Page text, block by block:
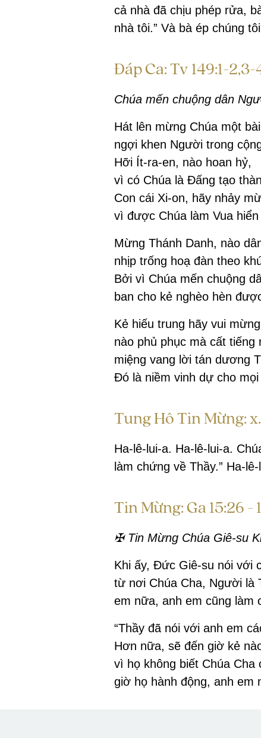
cả nhà đã chịu phép rửa,
nhà tôi.” Và bà ép chúng
Đáp Ca: Tv 149:1-
Chúa mến chuộng dân
Hát lên mừng Chúa một
ngợi khen Người trong
Hỡi Ít-ra-en, nào hoan hỷ,
vì có Chúa là Đấng tạo
Con cái Xi-on, hãy nhảy
vì được Chúa làm Vua hiển
Mừng Thánh Danh, nào
nhịp trống hoạ đàn theo
Bởi vì Chúa mến chuộng
ban cho kẻ nghèo hèn
Kẻ hiếu trung hãy vui
nào phủ phục mà cất tiếng
miệng vang lời tán dương
Đó là niềm vinh dự cho
Tung Hô Tin Mừng:
Ha-lê-lui-a. Ha-lê-lui-a.
làm chứng về Thầy.” Ha-lê-
Tin Mừng: Ga 15:26 -
✠ Tin Mừng Chúa Giê-su
Khi ấy, Đức Giê-su nói với
từ nơi Chúa Cha, Người là
em nữa, anh em cũng làm
“Thầy đã nói với anh em
Hơn nữa, sẽ đến giờ kẻ
vì họ không biết Chúa Cha
giờ họ hành động, anh em